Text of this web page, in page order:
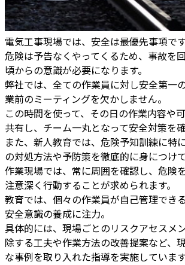
電気工事現場では、安全は最優先事項です
危険は予告なくやってくるため、事故を
頃からの意識が必要になります。
弊社では、全ての作業員に対し安全第一
業前のミーティングを欠かしません。
この時間を使って、その日の作業内容や
共有し、チーム一丸となって安全対策を確
また、新人教育では、危険予知訓練に特
の対処方法や予防策を徹底的に身につけ
作業現場では、常に周囲を確認し、危険
注意深く行動することが求められます。
教育では、個々の作業員が自己管理でき
安全意識の養成に注力。
具体的には、現場ごとのリスクアセスメ
除する工夫や作業方法の改善提案など、
な事例を取り入れた指導を実施しています